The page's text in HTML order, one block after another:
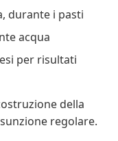
durante i pasti
acqua
per risultati
della
regolare.